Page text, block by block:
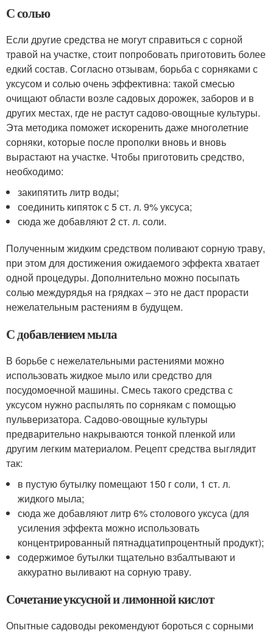
С солью
Если другие средства не могут справиться с сорной
травой на участке, стоит попробовать приготовить более
едкий состав. Согласно отзывам, борьба с сорняками с
уксусом и солью очень эффективна: такой смесью
очищают области возле садовых дорожек, заборов и в
других местах, где не растут садово-овощные культуры.
Эта методика поможет искоренить даже многолетние
сорняки, которые после прополки вновь и вновь
вырастают на участке. Чтобы приготовить средство,
необходимо:
закипятить литр воды;
соединить кипяток с 5 ст. л. 9% уксуса;
сюда же добавляют 2 ст. л. соли.
Полученным жидким средством поливают сорную траву,
при этом для достижения ожидаемого эффекта хватает
одной процедуры. Дополнительно можно посыпать
солью междурядья на грядках – это не даст прорасти
нежелательным растениям в будущем.
С добавлением мыла
В борьбе с нежелательными растениями можно
использовать жидкое мыло или средство для
посудомоечной машины. Смесь такого средства с
уксусом нужно распылять по сорнякам с помощью
пульверизатора. Садово-овощные культуры
предварительно накрываются тонкой пленкой или
другим легким материалом. Рецепт средства выглядит
так:
в пустую бутылку помещают 150 г соли, 1 ст. л.
жидкого мыла;
сюда же добавляют литр 6% столового уксуса (для
усиления эффекта можно использовать
концентрированный пятнадцатипроцентный продукт);
содержимое бутылки тщательно взбалтывают и
аккуратно выливают на сорную траву.
Сочетание уксусной и лимонной кислот
Опытные садоводы рекомендуют бороться с сорными